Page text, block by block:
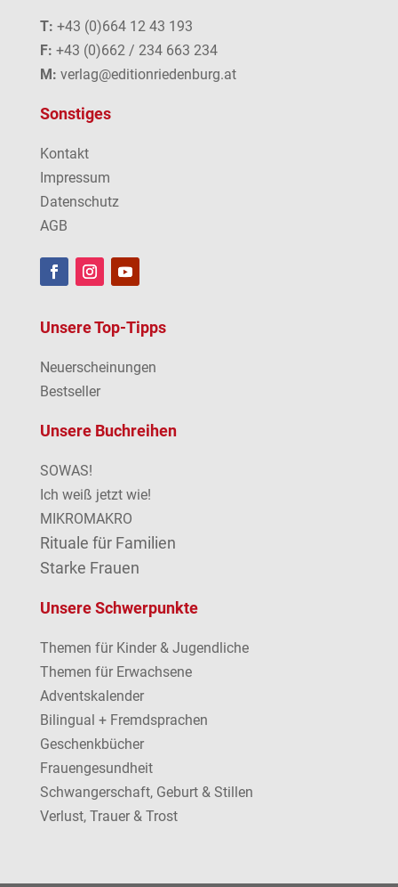
T: +43 (0)664 12 43 193
F: +43 (0)662 / 234 663 234
M: verlag@editionriedenburg.at
Sonstiges
Kontakt
Impressum
Datenschutz
AGB
Unsere Top-Tipps
Neuerscheinungen
Bestseller
Unsere Buchreihen
SOWAS!
Ich weiß jetzt wie!
MIKROMAKRO
Rituale für Familien
Starke Frauen
Unsere Schwerpunkte
Themen für Kinder & Jugendliche
Themen für Erwachsene
Adventskalender
Bilingual + Fremdsprachen
Geschenkbücher
Frauengesundheit
Schwangerschaft, Geburt & Stillen
Verlust, Trauer & Trost